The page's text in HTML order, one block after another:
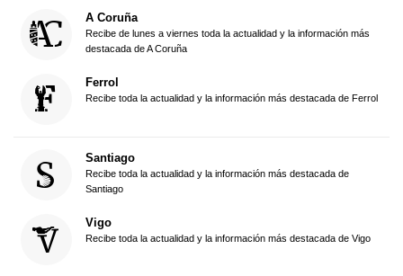
A Coruña
Recibe de lunes a viernes toda la actualidad y la información más
destacada de A Coruña
Ferrol
Recibe toda la actualidad y la información más destacada de Ferrol
Santiago
Recibe toda la actualidad y la información más destacada de
Santiago
Vigo
Recibe toda la actualidad y la información más destacada de Vigo